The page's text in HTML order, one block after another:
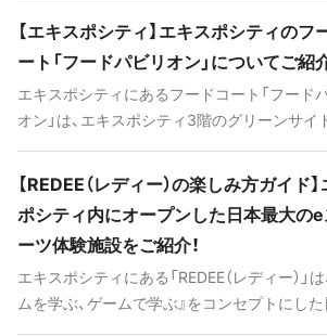
パークのアトラクションのように映画を”体感
る4DX上映を楽しめる最新型の映画館です。
「109シネマズ大阪エキスポシティ」の楽しみ
紹介いたします！
【エキスポシティ】エキスポシティのフ
ート「フードパビリオン」についてご紹介
エキスポシティにあるフードコート「フード
オン」は、エキスポシティ3階のグリーンサイ
メスポットです。17店舗の飲食店が並ぶ様子
に食の博覧会！テーブルの数も多く、窓からは
しながら万博公園の景色を楽しめます。そん
スポシティの「フードパビリオン」についてご
たします！
【REDEE（レディー）の楽しみ方ガイド
ポシティ内にオープンした日本最大の
ーツ体験施設をご紹介！
エキスポシティにある「REDEE（レディー）」は
ムを学ぶ、ゲームで学ぶ』をコンセプトにした